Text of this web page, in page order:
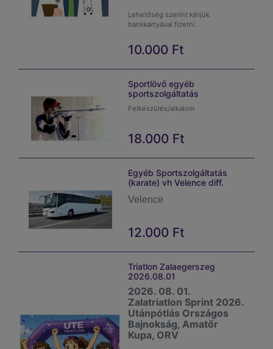
tartózkodik a versenyen a
résztvevő. Több részvevő
Lehetőség szerint kérjük
bankkártyával fizetni.
Fizetési határidő 2026.08.20
10.000 Ft
Sportlövő egyéb
sportszolgáltatás
Felkészülés/alkalom
18.000 Ft
Egyéb Sportszolgáltatás
(karate) vh Velence diff.
Velence
12.000 Ft
Triatlon Zalaegerszeg
2026.08.01
2026. 08. 01.
Zalatriatlon Sprint 2026.
Utánpótlás Országos
Bajnokság, Amatőr
Kupa, ORV